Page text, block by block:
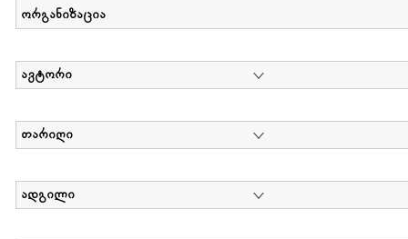
ორგანიზაცია
ავტორი
თარიღი
ადგილი